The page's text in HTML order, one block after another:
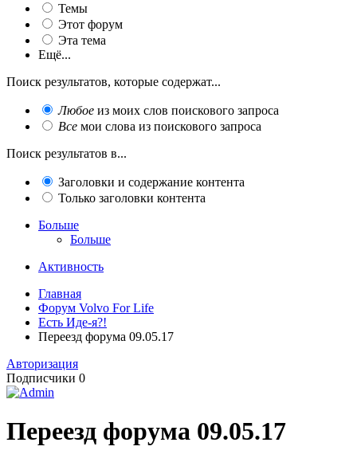
Темы
Этот форум
Эта тема
Ещё...
Поиск результатов, которые содержат...
Любое из моих слов поискового запроса
Все мои слова из поискового запроса
Поиск результатов в...
Заголовки и содержание контента
Только заголовки контента
Больше
Больше
Активность
Главная
Форум Volvo For Life
Есть Иде-я?!
Переезд форума 09.05.17
Авторизация
Подписчики 0
Переезд форума 09.05.17